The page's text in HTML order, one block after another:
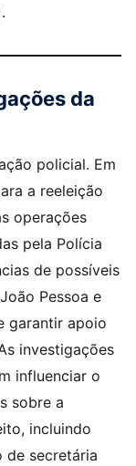
da
policial. Em
a reeleição
operações
pela Polícia
de possíveis
Pessoa e
garantir apoio
investigações
influenciar o
sobre a
incluindo
de secretária